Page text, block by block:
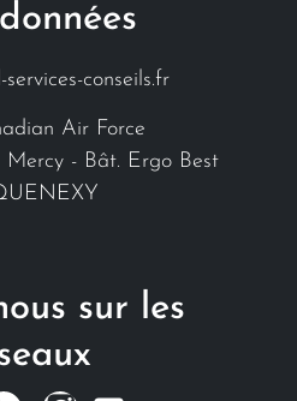
conseils.fr
Air Force
- Bât. Ergo Best
sur les